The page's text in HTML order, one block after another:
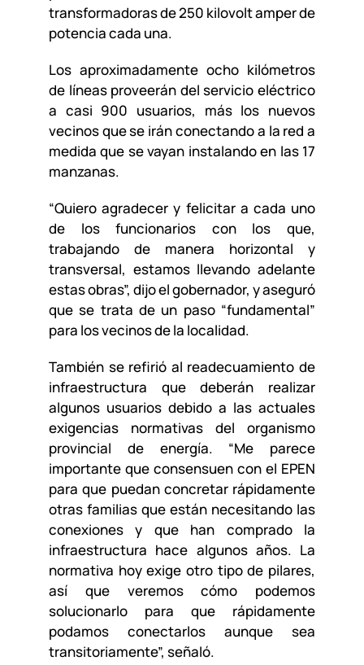
transformadoras de 250 kilovolt amper de
potencia cada una.
Los aproximadamente ocho kilómetros
de líneas proveerán del servicio eléctrico
a casi 900 usuarios, más los nuevos
vecinos que se irán conectando a la red a
medida que se vayan instalando en las 17
manzanas.
“Quiero agradecer y felicitar a cada uno
de los funcionarios con los que,
trabajando de manera horizontal y
transversal, estamos llevando adelante
estas obras”, dijo el gobernador, y aseguró
que se trata de un paso “fundamental”
para los vecinos de la localidad.
También se refirió al readecuamiento de
infraestructura que deberán realizar
algunos usuarios debido a las actuales
exigencias normativas del organismo
provincial de energía. “Me parece
importante que consensuen con el EPEN
para que puedan concretar rápidamente
otras familias que están necesitando las
conexiones y que han comprado la
infraestructura hace algunos años. La
normativa hoy exige otro tipo de pilares,
así que veremos cómo podemos
solucionarlo para que rápidamente
podamos conectarlos aunque sea
transitoriamente”, señaló.